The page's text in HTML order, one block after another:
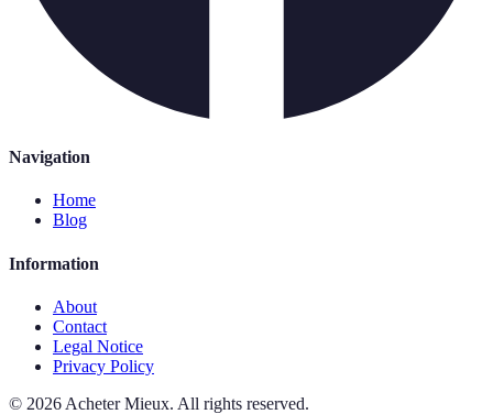
Navigation
Home
Blog
Information
About
Contact
Legal Notice
Privacy Policy
© 2026 Acheter Mieux. All rights reserved.